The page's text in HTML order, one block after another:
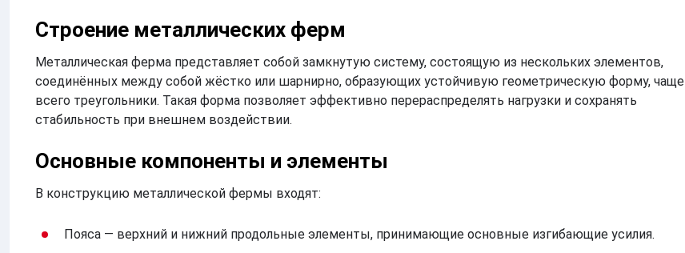
Строение металлических ферм
Металлическая ферма представляет собой замкнутую систему, состоящую из нескольких элементов,
соединённых между собой жёстко или шарнирно, образующих устойчивую геометрическую форму, чаще
всего треугольники. Такая форма позволяет эффективно перераспределять нагрузки и сохранять
стабильность при внешнем воздействии.
Основные компоненты и элементы
В конструкцию металлической фермы входят:
Пояса — верхний и нижний продольные элементы, принимающие основные изгибающие усилия.